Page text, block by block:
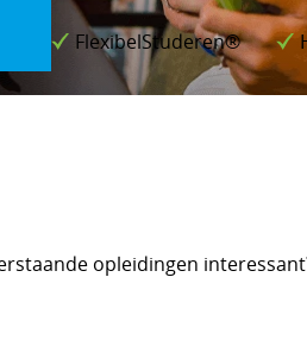
FlexibelStuderen®
opleidingen